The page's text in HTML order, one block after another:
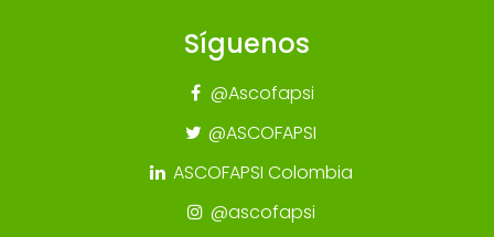
Síguenos
@Ascofapsi
@ASCOFAPSI
ASCOFAPSI Colombia
@ascofapsi